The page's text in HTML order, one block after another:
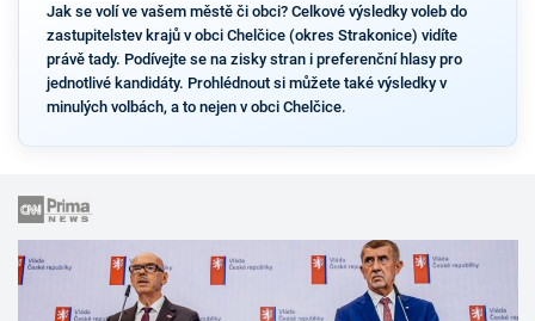
Jak se volí ve vašem městě či obci? Celkové výsledky voleb do
zastupitelstev krajů v obci Chelčice (okres Strakonice) vidíte
právě tady. Podívejte se na zisky stran i preferenční hlasy pro
jednotlivé kandidáty. Prohlédnout si můžete také výsledky v
minulých volbách, a to nejen v obci Chelčice.